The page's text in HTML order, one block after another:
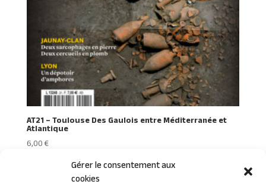
Gérer le consentement aux
cookies
AT21 – Toulouse Des Gaulois entre Méditerranée et
Atlantique
6,00€